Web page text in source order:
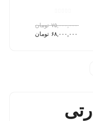
تومان
۷۵,۰۰۰,۰۰۰
تومان